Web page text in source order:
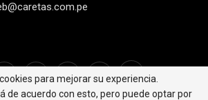
para mejorar su experiencia.
de acuerdo con esto, pero puede optar por